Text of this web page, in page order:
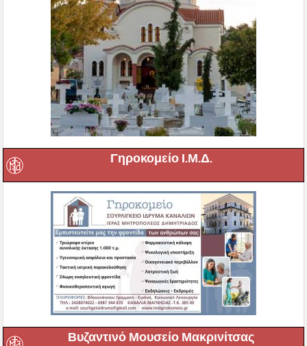
Γηροκομείο Ι.Μ.Δ.
Βυζαντινό Μουσείο Μακρινίτσας